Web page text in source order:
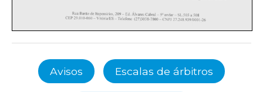
Avisos Escalas de árbitros